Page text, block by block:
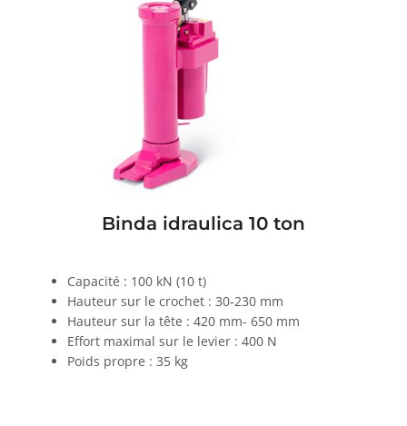
Binda idraulica 10 ton
Capacité : 100 kN (10 t)
Hauteur sur le crochet : 30-230 mm
Hauteur sur la tête : 420 mm- 650 mm
Effort maximal sur le levier : 400 N
Poids propre : 35 kg